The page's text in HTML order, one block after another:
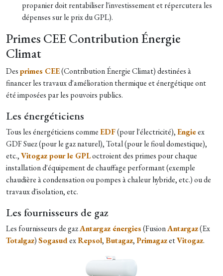
propanier doit rentabiliser l'investissement et répercutera les
dépenses sur le prix du GPL).
Primes CEE Contribution Énergie
Climat
Desprimes CEE(Contribution Énergie Climat) destinées à
financer les travaux d'amélioration thermique et énergétique ont
été imposées par les pouvoirs publics.
Les énergéticiens
Tous les énergéticiens commeEDF(pour l'électricité),Engieex
GDF Suez (pour le gaz naturel), Total (pour le fioul domestique),
etc.,Vitogaz pour le GPLoctroient des primes pour chaque
installation d'équipement de chauffage performant (exemple
chaudière à condensation ou pompes à chaleur hybride, etc.) ou de
travaux d'isolation, etc.
Les fournisseurs de gaz
Les fournisseurs de gazAntargaz énergies(FusionAntargaz(Ex
Totalgaz)SogasudexRepsol,Butagaz,PrimagazetVitogaz.